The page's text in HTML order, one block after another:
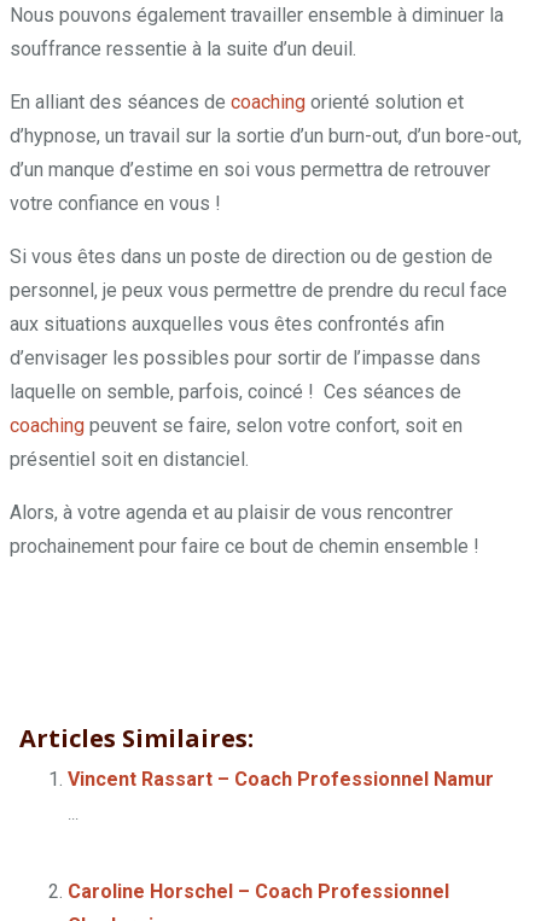
Nous pouvons également travailler ensemble à diminuer la
souffrance ressentie à la suite d’un deuil.
En alliant des séances de coaching orienté solution et
d’hypnose, un travail sur la sortie d’un burn-out, d’un bore-out,
d’un manque d’estime en soi vous permettra de retrouver
votre confiance en vous !
Si vous êtes dans un poste de direction ou de gestion de
personnel, je peux vous permettre de prendre du recul face
aux situations auxquelles vous êtes confrontés afin
d’envisager les possibles pour sortir de l’impasse dans
laquelle on semble, parfois, coincé ! Ces séances de
coaching peuvent se faire, selon votre confort, soit en
présentiel soit en distanciel.
Alors, à votre agenda et au plaisir de vous rencontrer
prochainement pour faire ce bout de chemin ensemble !
Articles Similaires:
Vincent Rassart – Coach Professionnel Namur
...
Caroline Horschel – Coach Professionnel